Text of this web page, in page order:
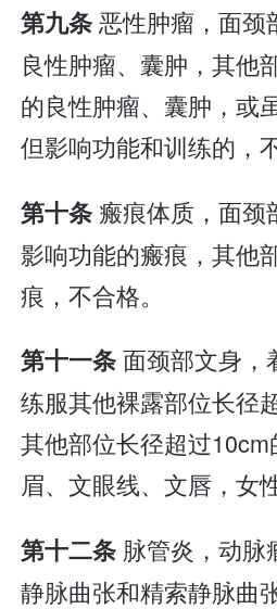
第九条恶性肿瘤，面颈
良性肿瘤、囊肿，其他
的良性肿瘤、囊肿，或
但影响功能和训练的，
第十条 瘢痕体质，面颈
影响功能的瘢痕，其他
痕，不合格。
第十一条面颈部文身，
练服其他裸露部位长径
其他部位长径超过
眉、文眼线、文唇，女
第十二条 脉管炎，动脉
静脉曲张和精索静脉曲